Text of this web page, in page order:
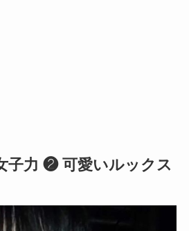
子力 ❷ 可愛いルックス